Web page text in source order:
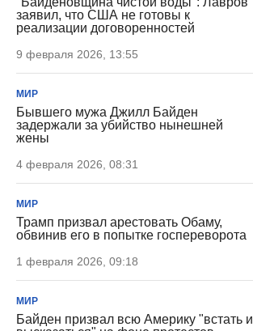
заявил, что США не готовы к
реализации договоренностей
9 февраля 2026, 13:55
МИР
Бывшего мужа Джилл Байден
задержали за убийство нынешней
жены
4 февраля 2026, 08:31
МИР
Трамп призвал арестовать Обаму,
обвинив его в попытке госпереворота
1 февраля 2026, 09:18
МИР
Байден призвал всю Америку "встать и